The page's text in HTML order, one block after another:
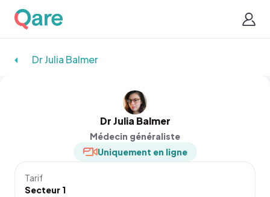
Dr Julia Balmer
Dr Julia Balmer
Médecin généraliste
Uniquement en ligne
Tarif
Secteur 1